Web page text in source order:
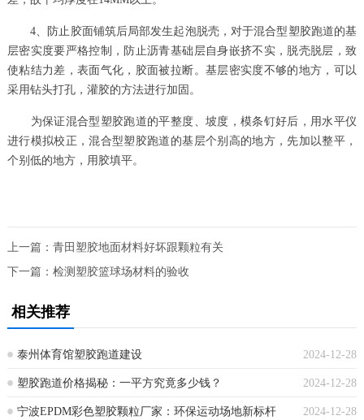
4、防止胶面铺筑后局部发生起泡脱壳，对于混合型塑胶跑道的基
层密实度要严格控制，防止沥青基础层自身嵌挤不实，脱壳脱层，致
使粘结力差，表面气化，胶面被拉断。基层密实度不够的地方，可以
采用钻头打孔，灌胶的方法进行加固。
为保证混合型塑胶跑道的平整度、坡度，模条钉好后，用水平仪
进行模拟校正，混合型塑胶跑道的基层个别高的地方，先加以整平，
个别低的地方，用胶填平。
上一篇： 青田塑胶地面材料好坏跟颗粒有关
下一篇： 检测塑胶篮球场材料的验收
相关推荐
2024-12-28
泰州体育馆塑胶跑道建设
2024-12-28
塑胶跑道价格揭秘：一平方究竟多少钱？
2024-12-28
宁波EPDM彩色塑胶颗粒厂家：环保运动场地新标杆